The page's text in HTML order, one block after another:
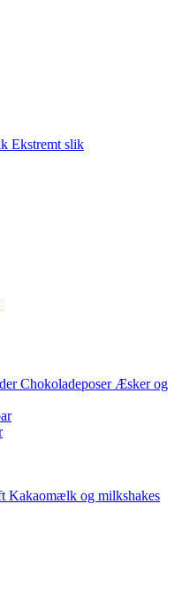
Ekstremt slik
Chokoladeposer Æsker og
Kakaomælk og milkshakes